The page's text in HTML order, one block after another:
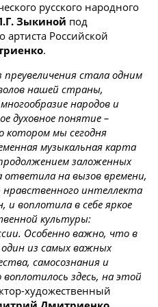
русского народного
Зыкиной под
артиста Российской
.
стала одним
нашей страны,
народов и
духовное понятие –
котором мы сегодня
музыкальная карта
заложенных
на вызов времени,
интеллекта
воплотила в себе яркое
культуры:
Особенно важно, что в
из самых важных
самосознания и
здесь, на этой
художественный